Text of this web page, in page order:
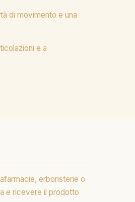
di movimento e una
e a
erboristerie o
e ricevere il prodotto